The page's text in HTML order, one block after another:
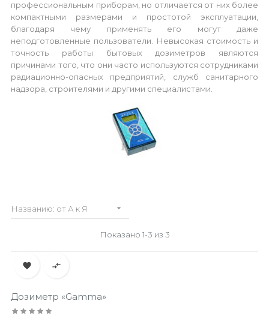
профессиональным приборам, но отличается от них более
компактными размерами и простотой эксплуатации,
благодаря чему применять его могут даже
неподготовленные пользователи. Невысокая стоимость и
точность работы бытовых дозиметров являются
причинами того, что они часто используются сотрудниками
радиационно-опасных предприятий, служб санитарного
надзора, строителями и другими специалистами.
Названию: от А к Я 
Показано 1-3 из 3
 
Дозиметр «Gamma»